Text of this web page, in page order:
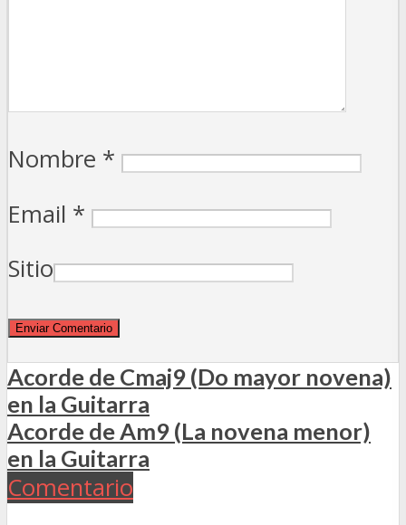
Nombre *
Email *
Sitio
Acorde de Cmaj9 (Do mayor novena)
en la Guitarra
Acorde de Am9 (La novena menor)
en la Guitarra
Comentario